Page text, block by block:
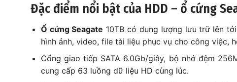
Đặc điểm nổi bật của HDD – ổ cứng
Ổ cứng Seagate 10TB có dung lượng lưu trữ lên
hình ảnh, video, file tài liệu phục vụ cho công việc,
Cổng giao tiếp SATA 6.0Gb/giây, bộ nhớ đệm
cung cấp 63 luồng dữ liệu HD cùng lúc.